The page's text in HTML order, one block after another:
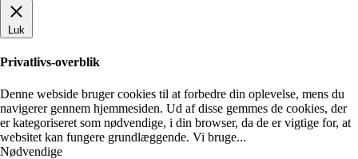
Luk
Privatlivs-overblik
Denne webside bruger cookies til at forbedre din oplevelse, mens du
navigerer gennem hjemmesiden. Ud af disse gemmes de cookies, der
er kategoriseret som nødvendige, i din browser, da de er vigtige for, at
websitet kan fungere grundlæggende. Vi bruge...
Nødvendige